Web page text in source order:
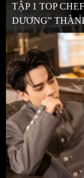
TẬP 1 TOP
DƯƠNG”